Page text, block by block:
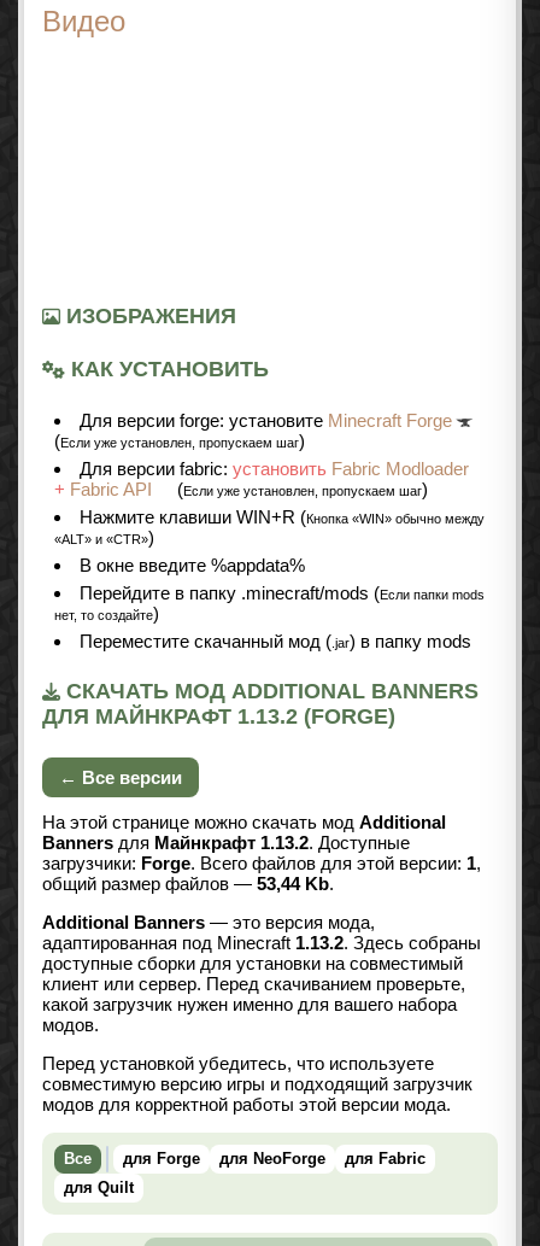
Видео
ИЗОБРАЖЕНИЯ
КАК УСТАНОВИТЬ
Для версии forge: установите Minecraft Forge
(Если уже установлен, пропускаем шаг)
Для версии fabric: установить Fabric Modloader
+ Fabric API (Если уже установлен, пропускаем шаг)
Нажмите клавиши WIN+R (Кнопка «WIN» обычно между
«ALT» и «CTR»)
В окне введите %appdata%
Перейдите в папку .minecraft/mods (Если папки mods
нет, то создайте)
Переместите скачанный мод ( .jar) в папку mods
СКАЧАТЬ МОД ADDITIONAL BANNERS
ДЛЯ МАЙНКРАФТ 1.13.2 (FORGE)
← Все версии
На этой странице можно скачать мод Additional
Banners для Майнкрафт 1.13.2. Доступные
загрузчики: Forge. Всего файлов для этой версии: 1,
общий размер файлов — 53,44 Kb.
Additional Banners — это версия мода,
адаптированная под Minecraft 1.13.2. Здесь собраны
доступные сборки для установки на совместимый
клиент или сервер. Перед скачиванием проверьте,
какой загрузчик нужен именно для вашего набора
модов.
Перед установкой убедитесь, что используете
совместимую версию игры и подходящий загрузчик
модов для корректной работы этой версии мода.
Все для Forge для NeoForge
для Fabric
для Quilt